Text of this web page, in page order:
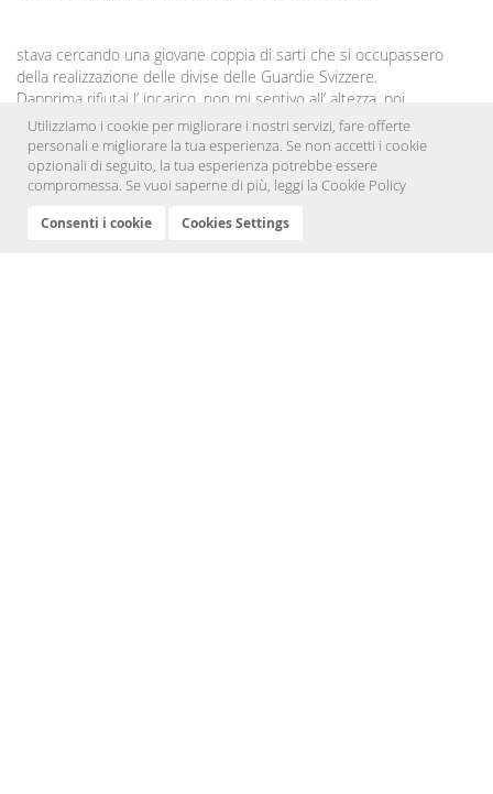
stava cercando una giovane coppia di sarti che si occupassero
della realizzazione delle divise delle Guardie Svizzere.
Dapprima rifiutai l’ incarico, non mi sentivo all’ altezza, poi
riflettendo capii il grande onore nel poter lavorare, seppur
indirettamente, per il Santo Padre. Ricordo che per iniziare anche
mia madre mi aiutò, lavorando per me ore ed ore. La storia ha fatto
il resto...Continua a leggere »
Utilizziamo i cookie per migliorare i nostri servizi, fare offerte
personali e migliorare la tua esperienza. Se non accetti i cookie
opzionali di seguito, la tua esperienza potrebbe essere
compromessa. Se vuoi saperne di più, leggi la Cookie Policy
Consenti i cookie Cookies Settings